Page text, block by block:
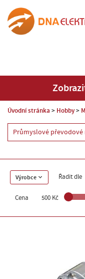
Úvodní stránka Hobby
Průmyslové
Výrobce Řadit dle
Cena 500 Kč